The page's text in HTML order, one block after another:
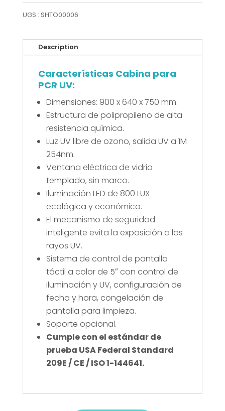
UGS : SHTO00006
Description
Características Cabina para
PCR UV:
Dimensiones: 900 x 640 x 750 mm.
Estructura de polipropileno de alta
resistencia química.
Luz UV libre de ozono, salida UV a 1M
254nm.
Ventana eléctrica de vidrio
templado, sin marco.
Iluminación LED de 800 LUX
ecológica y económica.
El mecanismo de seguridad
inteligente evita la exposición a los
rayos UV.
Sistema de control de pantalla
táctil a color de 5″ con control de
iluminación y UV, configuración de
fecha y hora, congelación de
pantalla para limpieza.
Soporte opcional.
Cumple con el estándar de
prueba USA Federal Standard
209E / CE / ISO 1-144641.